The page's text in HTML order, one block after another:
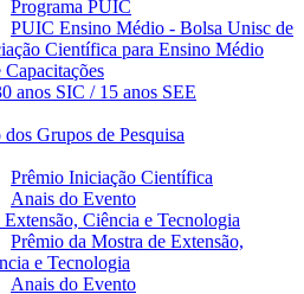
Programa PUIC
PUIC Ensino Médio - Bolsa Unisc de
Científica para Ensino Médio
anos SIC / 15 anos SEE
dos Grupos de Pesquisa
Prêmio Iniciação Científica
Anais do Evento
Ciência e Tecnologia
Prêmio da Mostra de Extensão,
e Tecnologia
Anais do Evento